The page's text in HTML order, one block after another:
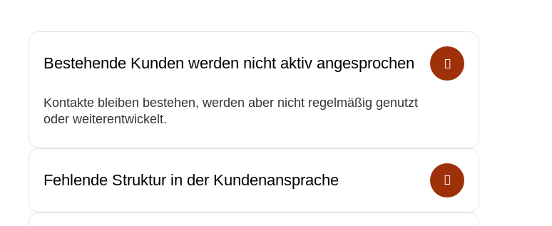
Bestehende Kunden werden nicht aktiv angesprochen
Kontakte bleiben bestehen, werden aber nicht regelmäßig genutzt
oder weiterentwickelt.
Fehlende Struktur in der Kundenansprache